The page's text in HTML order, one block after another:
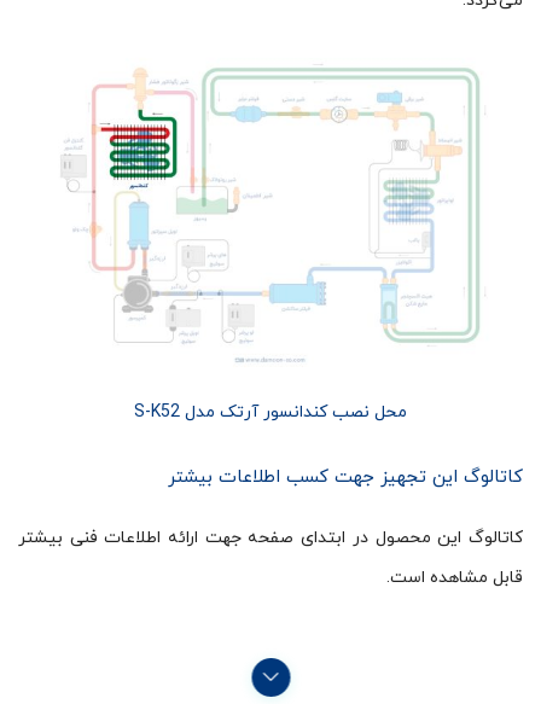
محل نصب کندانسور آرتک مدل S-K52
کاتالوگ این تجهیز جهت کسب اطلاعات بیشتر
کاتالوگ این محصول در ابتدای صفحه جهت ارائه اطلاعات فنی بیشتر
قابل مشاهده است.